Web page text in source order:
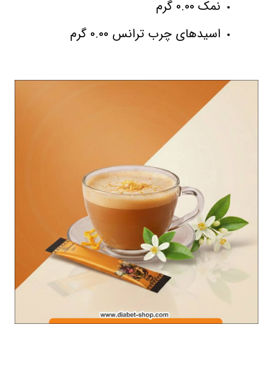
نمک 0.00 گرم
اسیدهای چرب ترانس 0.00 گرم